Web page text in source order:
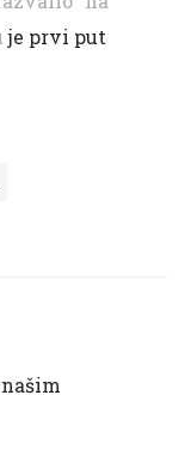
je prvi put